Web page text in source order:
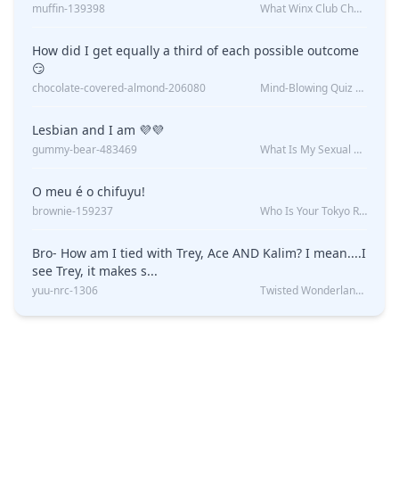
muffin-139398 What Winx Club Character Are You?
How did I get equally a third of each possible outcome
😏
chocolate-covered-almond-206080 Mind-Blowing Quiz Reveals: Will I Be Alone Forever?
Lesbian and I am 💜💜
gummy-bear-483469 What Is My Sexual Orientation: Uncovered
O meu é o chifuyu!
brownie-159237 Who Is Your Tokyo Revengers Boyfriend?
Bro- How am I tied with Trey, Ace AND Kalim? I mean....I
see Trey, it makes s...
yuu-nrc-1306 Twisted Wonderland Kin Quiz